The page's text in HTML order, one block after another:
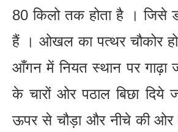
80 किलो तक होता है । जिसे
हैं । ओखल का पत्थर चौकोर
आँगन में नियत स्थान पर गाढ़ा
के चारों ओर पठाल बिछा
ऊपर से चौड़ा और नीचे की ओर